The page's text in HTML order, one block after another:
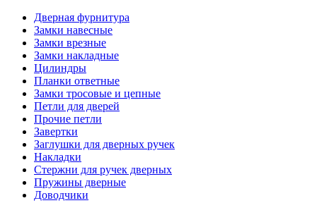
Дверная фурнитура
Замки навесные
Замки врезные
Замки накладные
Цилиндры
Планки ответные
Замки тросовые и цепные
Петли для дверей
Прочие петли
Завертки
Заглушки для дверных ручек
Накладки
Стержни для ручек дверных
Пружины дверные
Доводчики